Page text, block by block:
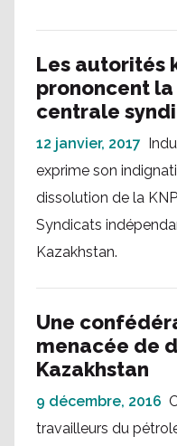
Les autorités
prononcent la
centrale
12 janvier, 2017
exprime son
dissolution de la
Syndicats
Kazakhstan.
Une
menacée de
Kazakhstan
9 décembre, 2016
travailleurs du